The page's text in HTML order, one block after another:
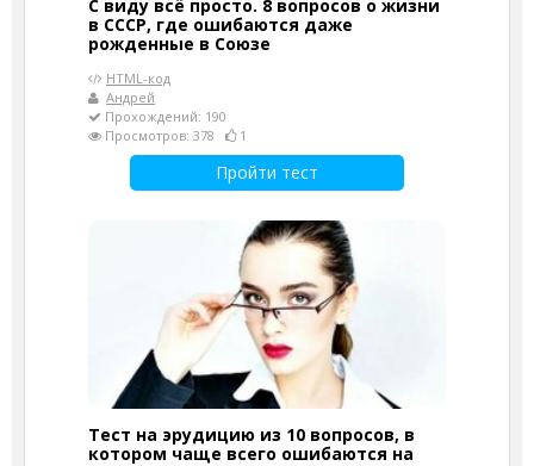
С виду всё просто. 8 вопросов о жизни
в СССР, где ошибаются даже
рожденные в Союзе
HTML-код
Андрей
Прохождений: 190
Просмотров: 378
1
Пройти тест
Тест на эрудицию из 10 вопросов, в
котором чаще всего ошибаются на